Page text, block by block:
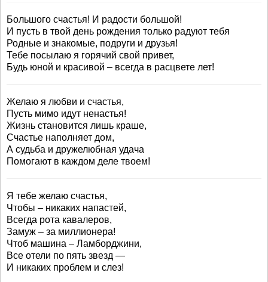
Большого счастья! И радости большой!
И пусть в твой день рождения только радуют тебя
Родные и знакомые, подруги и друзья!
Тебе посылаю я горячий свой привет,
Будь юной и красивой – всегда в расцвете лет!
Желаю я любви и счастья,
Пусть мимо идут ненастья!
Жизнь становится лишь краше,
Счастье наполняет дом,
А судьба и дружелюбная удача
Помогают в каждом деле твоем!
Я тебе желаю счастья,
Чтобы – никаких напастей,
Всегда рота кавалеров,
Замуж – за миллионера!
Чтоб машина – Ламборджини,
Все отели по пять звезд —
И никаких проблем и слез!